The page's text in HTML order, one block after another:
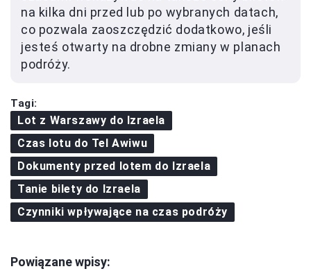
na kilka dni przed lub po wybranych datach,
co pozwala zaoszczędzić dodatkowo, jeśli
jesteś otwarty na drobne zmiany w planach
podróży.
Tagi:
Lot z Warszawy do Izraela
Czas lotu do Tel Awiwu
Dokumenty przed lotem do Izraela
Tanie bilety do Izraela
Czynniki wpływające na czas podróży
Powiązane wpisy: